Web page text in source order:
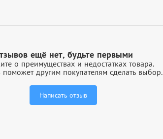
ещё нет, будьте первыми
о преимуществах и недостатках товара.
другим покупателям сделать выбор.
Написать отзыв